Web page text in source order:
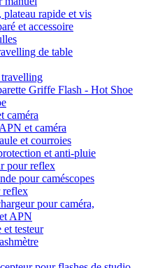
plateau rapide et vis
et accessoire
de table
travelling
Griffe Flash - Hot Shoe
caméra
et caméra
et courroies
et anti-pluie
pour reflex
pour caméscopes
reflex
pour caméra,
APN
testeur